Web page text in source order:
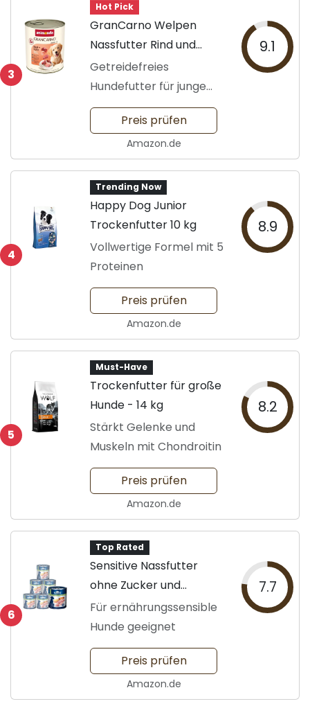
3
Hot Pick
GranCarno Welpen
Nassfutter Rind und
Huhn
Getreidefreies
Hundefutter für junge
Hunde
9.1
Preis prüfen
Amazon.de
4
Trending Now
Happy Dog Junior
Trockenfutter 10 kg
Vollwertige Formel mit 5
Proteinen
8.9
Preis prüfen
Amazon.de
5
Must-Have
Trockenfutter für große
Hunde - 14 kg
Stärkt Gelenke und
Muskeln mit Chondroitin
8.2
Preis prüfen
Amazon.de
6
Top Rated
Sensitive Nassfutter
ohne Zucker und
Getreide
Für ernährungssensible
Hunde geeignet
7.7
Preis prüfen
Amazon.de